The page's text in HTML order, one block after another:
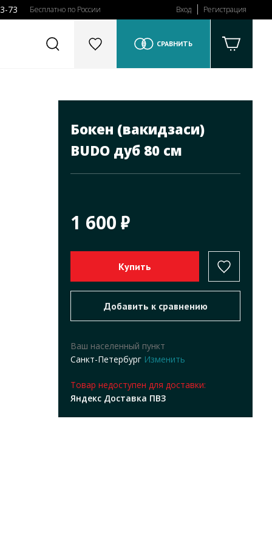
73 Бесплатно по России Вход Регистрация
СРАВНИТЬ
Бокен (вакидзаси)
BUDO дуб 80 см
1 600
Ваш населенный пункт
Санкт-Петербург Изменить
Товар недоступен для доставки:
Яндекс Доставка ПВЗ